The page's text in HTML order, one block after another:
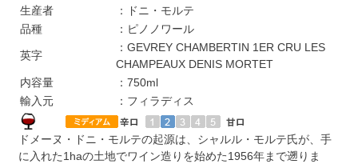
生産者
：ドニ・モルテ
品種
：ピノノワール
英字
：GEVREY CHAMBERTIN 1ER CRU LES
CHAMPEAUX DENIS MORTET
内容量
：750ml
輸入元
：フィラディス
ドメーヌ・ドニ・モルテの起源は、シャルル・モルテ氏が、手
に入れた1haの土地でワイン造りを始めた1956年まで遡りま